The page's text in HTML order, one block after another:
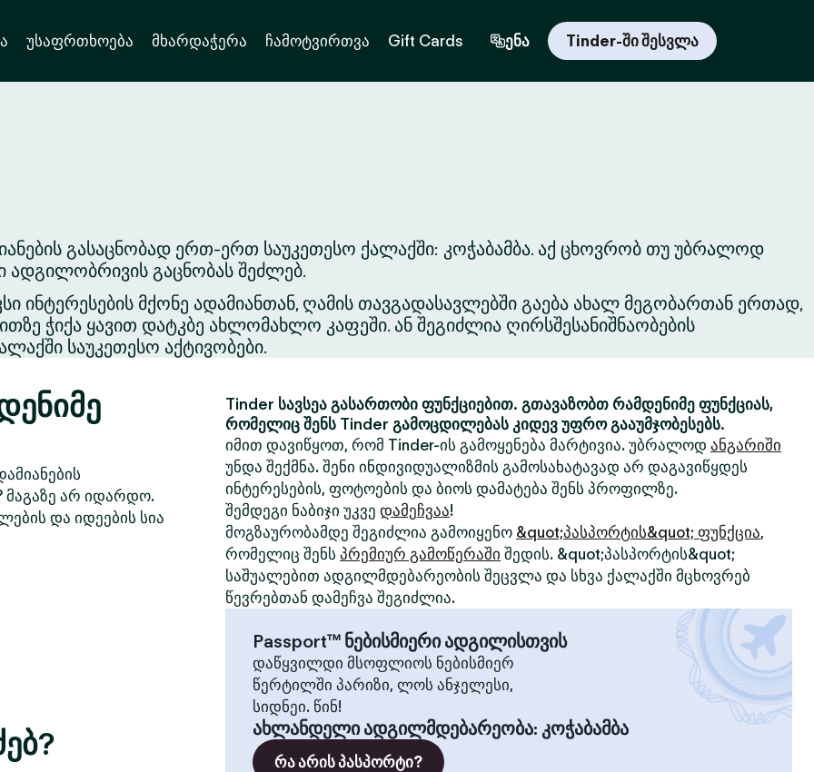
უსაფრთხოება მხარდაჭერა ჩამოტვირთვა Gift Cards ენა Tinder-ში შესვლა
გასაცნობად ერთ-ერთ საუკეთესო ქალაქში: კოჭაბამბა. აქ ცხოვრობ თუ უბრალოდ
ადგილობრივის გაცნობას შეძლებ.
ინტერესების მქონე ადამიანთან, ღამის თავგადასავლებში გაება ახალ მეგობართან ერთად,
ჭიქა ყავით დატკბე ახლომახლო კაფეში. ან შეგიძლია ღირსშესანიშნაობების
საუკეთესო აქტივობები.
მაგაზე არ იდარდო.
და იდეების სია
Tinder სავსეა გასართობი ფუნქციებით. გთავაზობთ რამდენიმე ფუნქციას,
რომელიც შენს Tinder გამოცდილებას კიდევ უფრო გააუმჯობესებს.
იმით დავიწყოთ, რომ Tinder-ის გამოყენება მარტივია. უბრალოდ ანგარიში
უნდა შექმნა. შენი ინდივიდუალიზმის გამოსახატავად არ დაგავიწყდეს
ინტერესების, ფოტოების და ბიოს დამატება შენს პროფილზე.
შემდეგი ნაბიჯი უკვე დამეჩვაა!
მოგზაურობამდე შეგიძლია გამოიყენო &quot;პასპორტის&quot; ფუნქცია,
რომელიც შენს პრემიურ გამოწერაში შედის. &quot;პასპორტის&quot;
საშუალებით ადგილმდებარეობის შეცვლა და სხვა ქალაქში მცხოვრებ
წევრებთან დამეჩვა შეგიძლია.
Passport™ ნებისმიერი ადგილისთვის
დაწყვილდი მსოფლიოს ნებისმიერ
წერტილში პარიზი, ლოს ანჯელესი,
სიდნეი. წინ!
ახლანდელი ადგილმდებარეობა: კოჭაბამბა
რა არის პასპორტი?